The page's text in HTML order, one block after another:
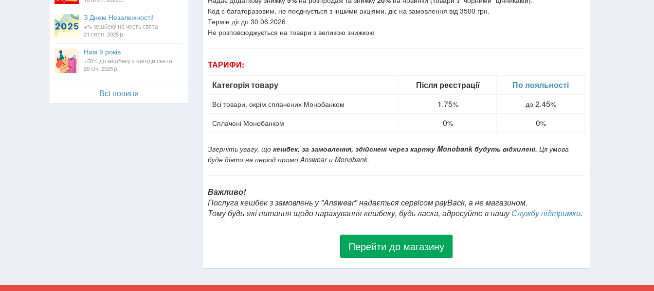
З Днем Незалежності!
+% кешбеку на честь свята
21 серп. 2025 р.
Нам 9 років
+50% до кешбеку з нагоди свята
20 січ. 2025 р.
Всi новини
Код є багаторазовим, не поєднується з іншими акціями, діє на замовлення від 3500 грн.
Термін дії до 30.06.2026
Не розповсюджується на товари з великою знижкою
ТАРИФИ:
Категорія товару
Після реєстрації По лояльності
Всі товари, окрім сплачених Монобанком 1.75% до2.45%
Сплачені Монобанком
0% 0%
Зверніть увагу, що кешбек, за замовлення, здійснені через картку Monobank будуть відхилені. Ця умова
буде діяти на період промо Answear и Monobank.
Важливо!
Послуга кешбек з замовлень у "Answear" надається сервiсом payBack, а не магазином.
Тому будь-які питання щодо нарахування кешбеку, будь ласка, адресуйте в нашуСлужбу підтримки.
Перейти до магазину